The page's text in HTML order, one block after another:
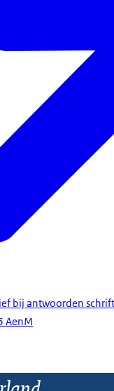
bij antwoorden
AenM